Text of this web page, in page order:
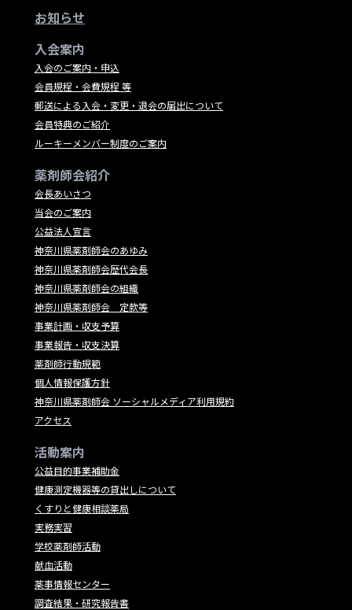
お知らせ
入会案内
入会のご案内・申込
会員規程・会費規程 等
郵送による入会・変更・退会の届出について
会員特典のご紹介
ルーキーメンバー制度のご案内
薬剤師会紹介
会長あいさつ
当会のご案内
公益法人宣言
神奈川県薬剤師会のあゆみ
神奈川県薬剤師会歴代会長
神奈川県薬剤師会の組織
神奈川県薬剤師会 定款等
事業計画・収支予算
事業報告・収支決算
薬剤師行動規範
個人情報保護方針
神奈川県薬剤師会 ソーシャルメディア利用規約
アクセス
活動案内
公益目的事業補助金
健康測定機器等の貸出しについて
くすりと健康相談薬局
実務実習
学校薬剤師活動
献血活動
薬事情報センター
調査結果・研究報告書